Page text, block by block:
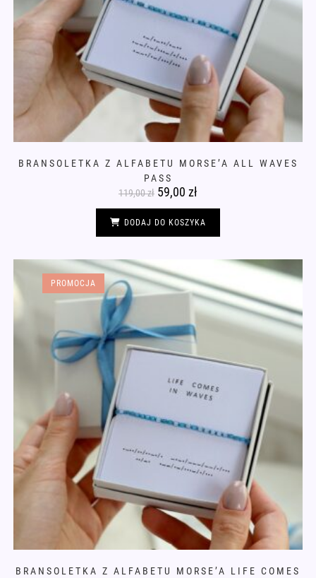
BRANSOLETKA Z ALFABETU MORSE’A ALL WAVES
PASS
119,00zł Pierwotna
cena
wynosiła:
119,00 zł.
59,00 zł
wynosi:
59,00 zł.
DODAJ DO KOSZYKA
PROMOCJA
BRANSOLETKA Z ALFABETU MORSE’A LIFE COMES